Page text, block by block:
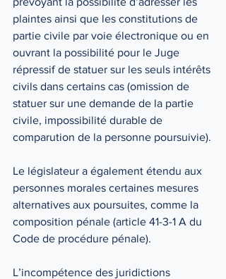
plaintes ainsi que les constitutions de
partie civile par voie électronique ou en
ouvrant la possibilité pour le Juge
répressif de statuer sur les seuls intérêts
civils dans certains cas (omission de
statuer sur une demande de la partie
civile, impossibilité durable de
comparution de la personne poursuivie).
Le législateur a également étendu aux
personnes morales certaines mesures
alternatives aux poursuites, comme la
composition pénale (article 41-3-1 A du
Code de procédure pénale).
L’incompétence des juridictions